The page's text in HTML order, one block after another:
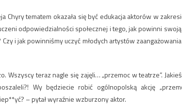
Chyry tematem okazała się być edukacja aktorów w
odpowiedzialności społecznej i tego, jak powinni
i jak powinniśmy uczyć młodych artystów
Wszyscy teraz nagle się zajęli… „przemoc w teatrze”.
Wy będziecie robić ogólnopolską akcję
– pytał wyraźnie wzburzony aktor.